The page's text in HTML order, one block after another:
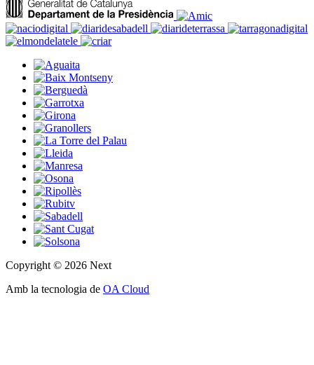
Copyright © 2026 Next
Amb la tecnologia de OA Cloud